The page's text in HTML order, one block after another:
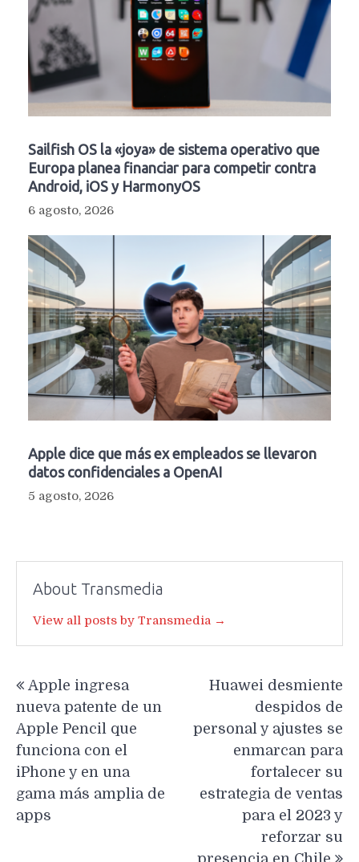
Sailfish OS la «joya» de sistema operativo que
Europa planea financiar para competir contra
Android, iOS y HarmonyOS
6 agosto, 2026
Apple dice que más ex empleados se llevaron
datos confidenciales a OpenAI
5 agosto, 2026
About Transmedia
View all posts by Transmedia →
entradas
Apple ingresa
nueva patente de un
Apple Pencil que
funciona con el
iPhone y en una
gama más amplia de
apps
Huawei desmiente
despidos de
personal y ajustes se
enmarcan para
fortalecer su
estrategia de ventas
para el 2023 y
reforzar su